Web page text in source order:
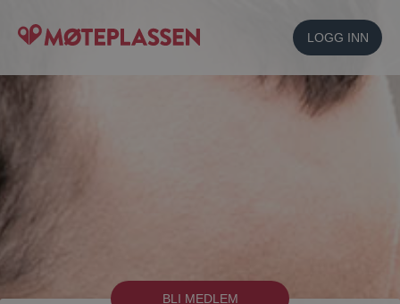
LOGG INN
BLI MEDLEM